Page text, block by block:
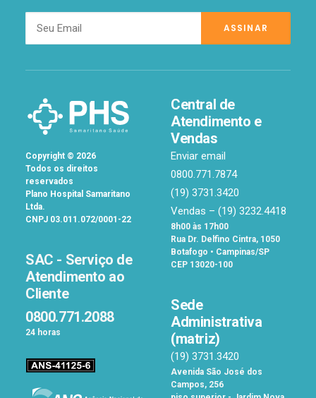
Copyright © 2026
Todos os direitos
reservados
Plano Hospital Samaritano
Ltda.
CNPJ 03.011.072/0001-22
SAC - Serviço de
Atendimento ao
Cliente
0800.771.2088
24 horas
Central de
Atendimento e
Vendas
Enviar email
0800.771.7874
(19) 3731.3420
Vendas – (19) 3232.4418
8h00 às 17h00
Rua Dr. Delfino Cintra, 1050
Botafogo • Campinas/SP
CEP 13020-100
Sede
Administrativa
(matriz)
(19) 3731.3420
Avenida São José dos
Campos, 256